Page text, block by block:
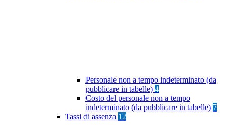
Personale non a tempo indeterminato (da
pubblicare in tabelle) 4
Costo del personale non a tempo
indeterminato (da pubblicare in tabelle) 7
Tassi di assenza 12